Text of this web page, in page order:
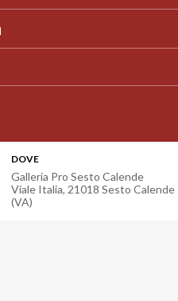
DOVE
Galleria Pro Sesto Calende
Viale Italia, 21018 Sesto Calende
(VA)